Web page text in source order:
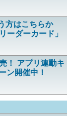
方はこちらか
ーダーカード」
！ アプリ連動キ
ン開催中！